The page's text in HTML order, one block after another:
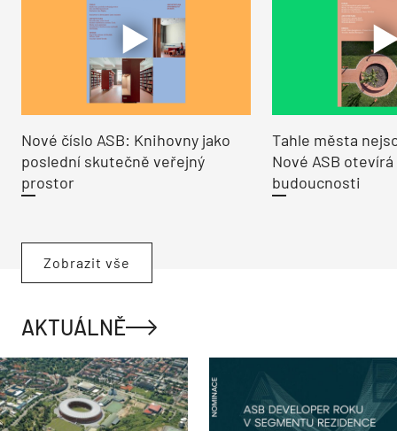
Nové číslo ASB: Knihovny jako
poslední skutečně veřejný
prostor
Tahle města
Nové ASB
budoucnosti
Zobrazit vše
AKTUÁLNĚ